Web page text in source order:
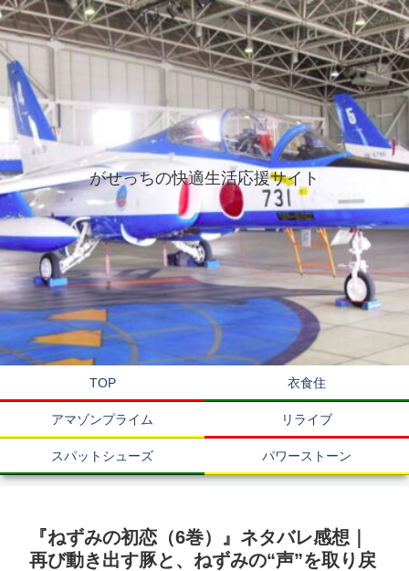
がせっちの快適生活応援サイト
TOP 衣食住
アマゾンプライム リライブ
スパットシューズ パワーストーン
『ねずみの初恋（6巻）』ネタバレ感想｜
再び動き出す豚と、ねずみの“声”を取り戻